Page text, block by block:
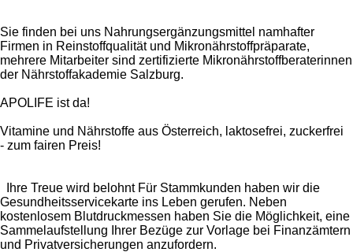
Sie finden bei uns Nahrungsergänzungsmittel namhafter
Firmen in Reinstoffqualität und Mikronährstoffpräparate,
mehrere Mitarbeiter sind zertifizierte Mikronährstoffberaterinnen
der Nährstoffakademie Salzburg.
APOLIFE ist da!
Vitamine und Nährstoffe aus Österreich, laktosefrei, zuckerfrei
- zum fairen Preis!
Ihre Treue wird belohnt Für Stammkunden haben wir die
Gesundheitsservicekarte ins Leben gerufen. Neben
kostenlosem Blutdruckmessen haben Sie die Möglichkeit, eine
Sammelaufstellung Ihrer Bezüge zur Vorlage bei Finanzämtern
und Privatversicherungen anzufordern.